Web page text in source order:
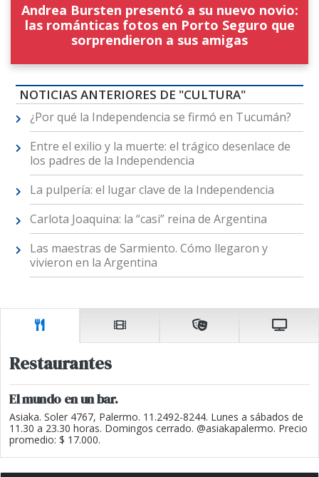
Andrea Bursten presentó a su nuevo novio:
las románticas fotos en Porto Seguro que
sorprendieron a sus amigas
NOTICIAS ANTERIORES DE "CULTURA"
¿Por qué la Independencia se firmó en Tucumán?
Entre el exilio y la muerte: el trágico desenlace de
los padres de la Independencia
La pulpería: el lugar clave de la Independencia
Carlota Joaquina: la “casi” reina de Argentina
Las maestras de Sarmiento. Cómo llegaron y
vivieron en la Argentina
Restaurantes
El mundo en un bar.
Asiaka. Soler 4767, Palermo. 11.2492-8244. Lunes a sábados de
11.30 a 23.30 horas. Domingos cerrado. @asiakapalermo. Precio
promedio: $ 17.000.